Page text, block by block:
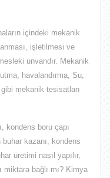
içindeki mekanik
işletilmesi ve
unvandır. Mekanik
havalandırma, Su,
mekanik tesisatları
boru çapı
buhar kazanı, kondens
üretimi nasıl yapılır,
miktara bağlı mı? Kimya